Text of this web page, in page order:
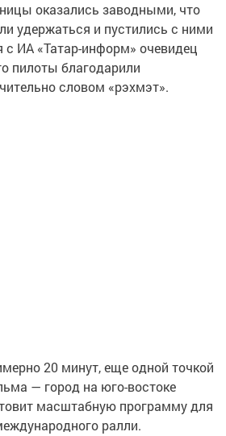
оказались заводными, что
удержаться и пустились с ними
с ИА «Татар-информ» очевидец
пилоты благодарили
словом «рэхмэт».
20 минут, еще одной точкой
— город на юго-востоке
масштабную программу для
ралли.